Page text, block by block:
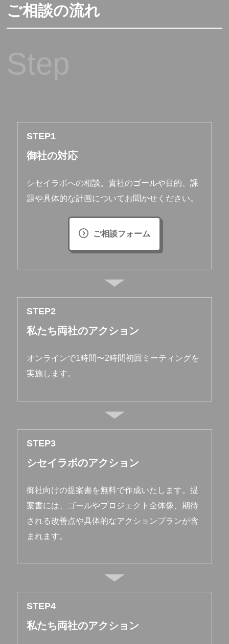
ご相談の流れ
STEP
御社の対応
シセイラボへの相談。貴社のゴールや目的、課
題や具体的な計画についてお聞かせください。
ご相談フォーム
STEP
私たち両社のアクション
オンラインで1時間〜2時間初回ミーティングを
実施します。
STEP
シセイラボのアクション
御社向けの提案書を無料で作成いたします。提
案書には、ゴールやプロジェクト全体像、期待
される改善点や具体的なアクションプランが含
まれます。
STEP
私たち両社のアクション